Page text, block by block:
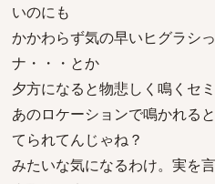
いのにも
かかわらず気の早いヒグラシ
ナ・・・とか
夕方になると物悲しく鳴くセ
あのロケーションで鳴かれる
てられてんじゃね？
みたいな気になるわけ。実を